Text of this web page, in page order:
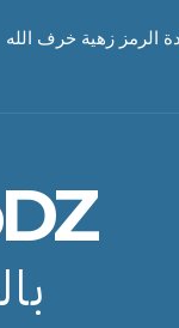
الرمز زهية خرف الله